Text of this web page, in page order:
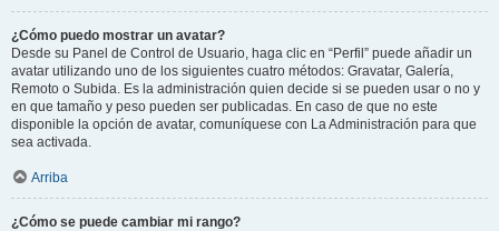
¿Cómo puedo mostrar un avatar?
Desde su Panel de Control de Usuario, haga clic en “Perfil” puede añadir un
avatar utilizando uno de los siguientes cuatro métodos: Gravatar, Galería,
Remoto o Subida. Es la administración quien decide si se pueden usar o no y
en que tamaño y peso pueden ser publicadas. En caso de que no este
disponible la opción de avatar, comuníquese con La Administración para que
sea activada.
Arriba
¿Cómo se puede cambiar mi rango?